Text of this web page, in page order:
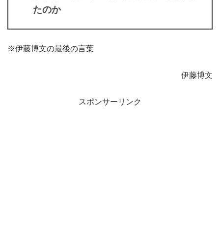
たのか
※伊藤博文の最後の言葉
伊藤博文
スポンサーリンク